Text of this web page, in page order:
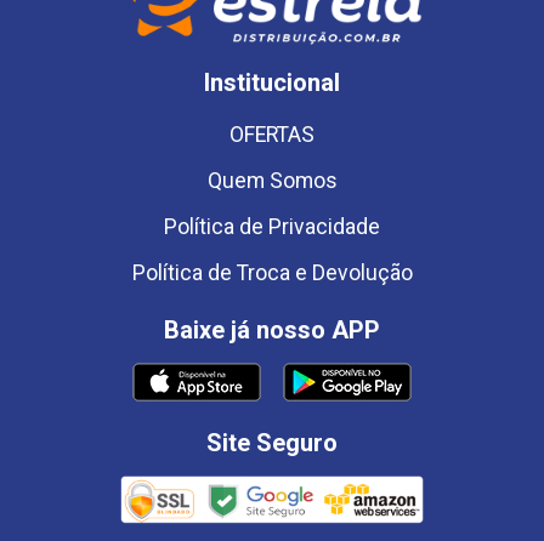
Institucional
OFERTAS
Quem Somos
Política de Privacidade
Política de Troca e Devolução
Baixe já nosso APP
Site Seguro